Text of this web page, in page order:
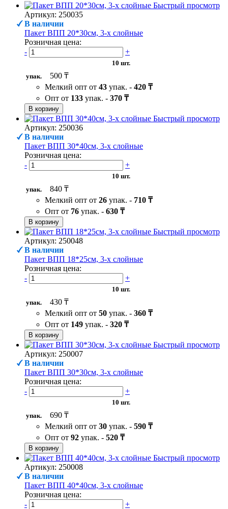
Быстрый просмотр
Артикул: 250035
В наличии
Пакет ВПП 20*30см, 3-х слойные
Розничная цена:
-
+
10 шт.
упак.
500 ₸
Мелкий опт от 43 упак. - 420 ₸
Опт от 133 упак. - 370 ₸
В корзину
Быстрый просмотр
Артикул: 250036
В наличии
Пакет ВПП 30*40см, 3-х слойные
Розничная цена:
-
+
10 шт.
упак.
840 ₸
Мелкий опт от 26 упак. - 710 ₸
Опт от 76 упак. - 630 ₸
В корзину
Быстрый просмотр
Артикул: 250048
В наличии
Пакет ВПП 18*25см, 3-х слойные
Розничная цена:
-
+
10 шт.
упак.
430 ₸
Мелкий опт от 50 упак. - 360 ₸
Опт от 149 упак. - 320 ₸
В корзину
Быстрый просмотр
Артикул: 250007
В наличии
Пакет ВПП 30*30см, 3-х слойные
Розничная цена:
-
+
10 шт.
упак.
690 ₸
Мелкий опт от 30 упак. - 590 ₸
Опт от 92 упак. - 520 ₸
В корзину
Быстрый просмотр
Артикул: 250008
В наличии
Пакет ВПП 40*40см, 3-х слойные
Розничная цена:
-
+